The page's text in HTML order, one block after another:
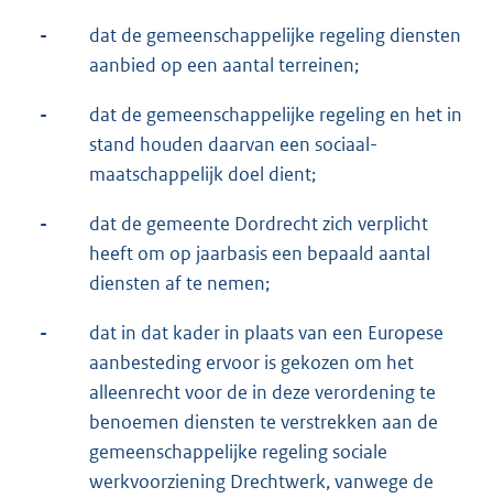
-
dat de gemeenschappelijke regeling diensten
aanbied op een aantal terreinen;
-
dat de gemeenschappelijke regeling en het in
stand houden daarvan een sociaal-
maatschappelijk doel dient;
-
dat de gemeente Dordrecht zich verplicht
heeft om op jaarbasis een bepaald aantal
diensten af te nemen;
-
dat in dat kader in plaats van een Europese
aanbesteding ervoor is gekozen om het
alleenrecht voor de in deze verordening te
benoemen diensten te verstrekken aan de
gemeenschappelijke regeling sociale
werkvoorziening Drechtwerk, vanwege de